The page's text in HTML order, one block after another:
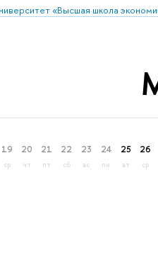
«Высшая школа
19
ср
20
чт
21
пт
22
сб
23
вс
24
пн
25
вт
26
ср